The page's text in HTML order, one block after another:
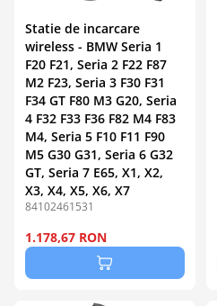
Statie de incarcare
wireless - BMW Seria 1
F20 F21, Seria 2 F22 F87
M2 F23, Seria 3 F30 F31
F34 GT F80 M3 G20, Seria
4 F32 F33 F36 F82 M4 F83
M4, Seria 5 F10 F11 F90
M5 G30 G31, Seria 6 G32
GT, Seria 7 E65, X1, X2,
X3, X4, X5, X6, X7
84102461531
1.178,67 RON